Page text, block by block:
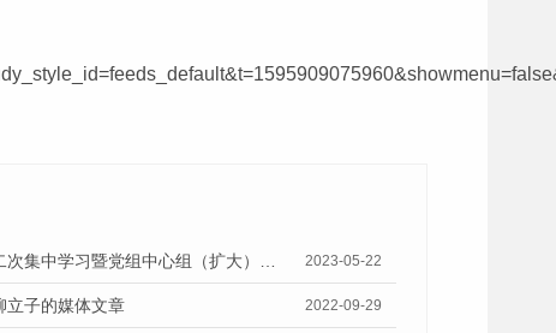
2023-05-22
立子的媒体文章 2022-09-29